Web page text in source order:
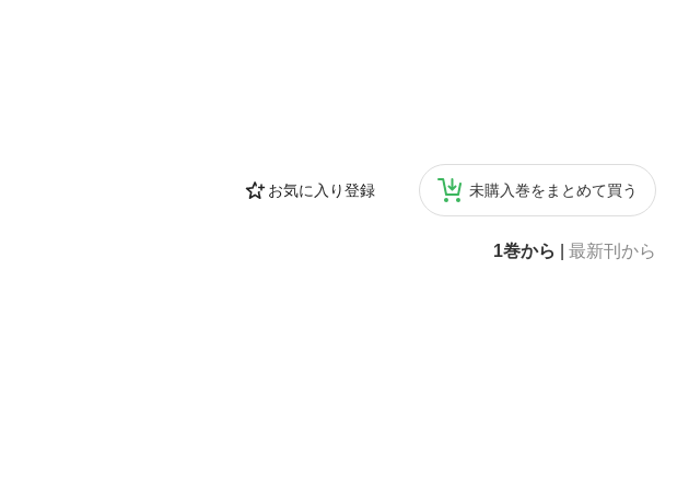
お気に入り登録 未購入巻をまとめて買う
1巻から 最新刊から